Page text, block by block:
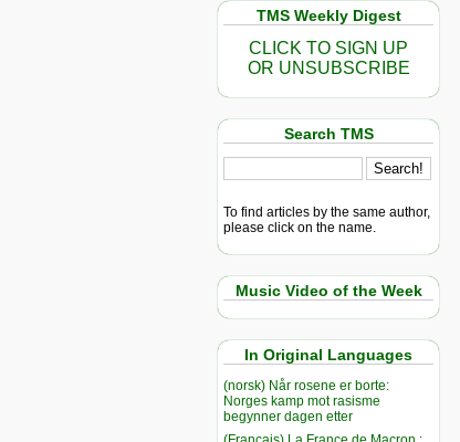
TMS Weekly Digest
CLICK TO SIGN UP
OR UNSUBSCRIBE
Search TMS
To find articles by the same author,
please click on the name.
Music Video of the Week
In Original Languages
(norsk) Når rosene er borte:
Norges kamp mot rasisme
begynner dagen etter